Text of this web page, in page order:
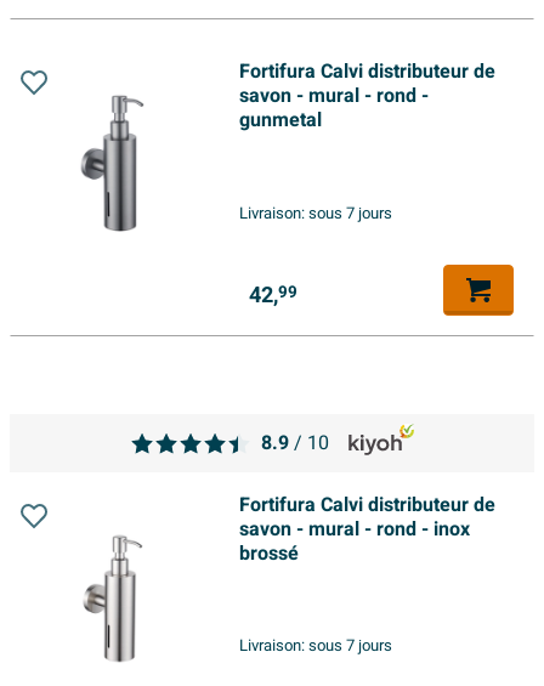
Fortifura Calvi distributeur de
savon - mural - rond -
gunmetal
Livraison:sous 7 jours
42,99
Fortifura Calvi distributeur de
savon - mural - rond - inox
brossé
Livraison:sous 7 jours
8.9/ 10